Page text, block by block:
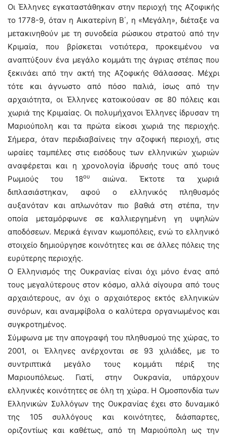
Οι Έλληνες εγκαταστάθηκαν στην περιοχή της Αζοφικής
το 1778-9, όταν η Αικατερίνη Β΄, η «Μεγάλη», διέταξε να
μετακινηθούν με τη συνοδεία ρώσικου στρατού από την
Κριμαία, που βρίσκεται νοτιότερα, προκειμένου να
αναπτύξουν ένα μεγάλο κομμάτι της άγριας στέπας που
ξεκινάει από την ακτή της Αζοφικής Θάλασσας. Μέχρι
τότε και άγνωστο από πόσο παλιά, ίσως από την
αρχαιότητα, οι Έλληνες κατοικούσαν σε 80 πόλεις και
χωριά της Κριμαίας. Οι πολυμήχανοι Έλληνες ίδρυσαν τη
Μαριούπολη και τα πρώτα είκοσι χωριά της περιοχής.
Σήμερα, όταν περιδιαβαίνεις την αζοφική περιοχή, στις
ωραίες ταμπέλες στις εισόδους των ελληνικών χωριών
αναφέρεται και η χρονολογία ίδρυσής τους από τους
Ρωμιούς του 18ου
αιώνα. Έκτοτε τα χωριά
διπλασιάστηκαν, αφού ο ελληνικός πληθυσμός
αυξανόταν και απλωνόταν πιο βαθιά στη στέπα, την
οποία μεταμόρφωνε σε καλλιεργημένη γη υψηλών
αποδόσεων. Μερικά έγιναν κωμοπόλεις, ενώ το ελληνικό
στοιχείο δημιούργησε κοινότητες και σε άλλες πόλεις της
ευρύτερης περιοχής.
Ο Ελληνισμός της Ουκρανίας είναι όχι μόνο ένας από
τους μεγαλύτερους στον κόσμο, αλλά σίγουρα από τους
αρχαιότερους, αν όχι ο αρχαιότερος εκτός ελληνικών
συνόρων, και αναμφίβολα ο καλύτερα οργανωμένος και
συγκροτημένος.
Σύμφωνα με την απογραφή του πληθυσμού της χώρας, το
2001, οι Έλληνες ανέρχονται σε 93 χιλιάδες, με το
συντριπτικά μεγάλο τους κομμάτι πέριξ της
Μαριουπόλεως. Γιατί, στην Ουκρανία, υπάρχουν
ελληνικές κοινότητες σε όλη τη χώρα. Η Ομοσπονδία των
Ελληνικών Συλλόγων της Ουκρανίας έχει στο δυναμικό
της 105 συλλόγους και κοινότητες, διάσπαρτες,
οριζοντίως και καθέτως, από τη Μαριούπολη ως την